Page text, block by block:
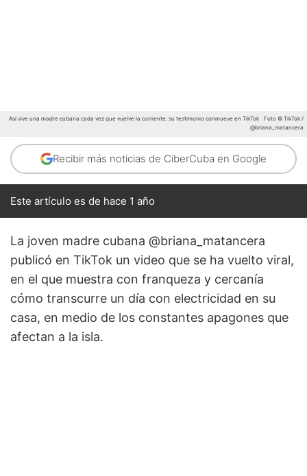
Así vive una madre cubana cada vez que vuelve la corriente: su testimonio conmueve en TikTok
Foto © TikTok /
@briana_matancera
Recibir más noticias de CiberCuba en Google
Este artículo es de hace 1 año
La joven madre cubana @briana_matancera
publicó en TikTok un video que se ha vuelto viral,
en el que muestra con franqueza y cercanía
cómo transcurre un día con electricidad en su
casa, en medio de los constantes apagones que
afectan a la isla.